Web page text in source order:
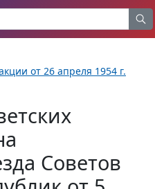
от 26 апреля 1954 г.
Советов